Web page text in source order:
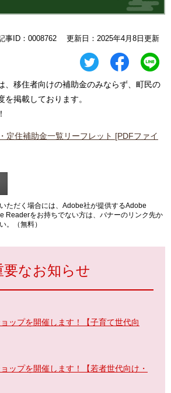
事ID：0008762 更新日：2025年4月8日更新
、移住者向けの補助金のみならず、町民の
掲載しております。
住補助金一覧リーフレット [PDFファイ
ただく場合には、Adobe社が提供するAdobe
Readerをお持ちでない方は、バナーのリンク先か
。（無料）
要なお知らせ
ップを開催します！【子育て世代向
ップを開催します！【若者世代向け・